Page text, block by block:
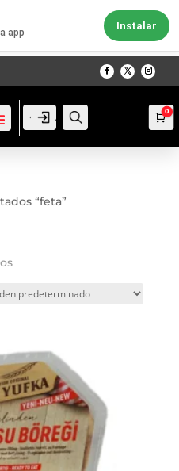
Acceso
Acceso 0
“feta”
app
Instalar